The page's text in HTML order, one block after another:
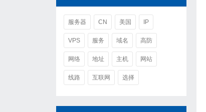
服务器 CN 美国 IP
VPS 服务 域名 高防
网络 地址 主机 网站
线路 互联网 选择